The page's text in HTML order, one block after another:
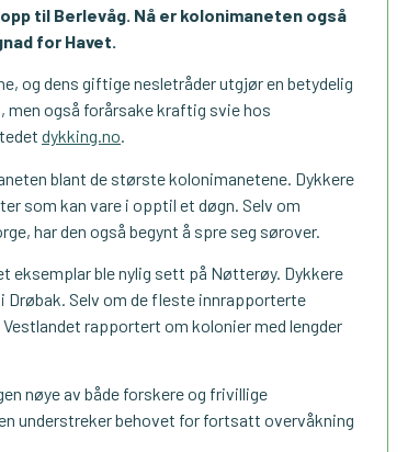
til Berlevåg. Nå er kolonimaneten også
for Havet.
og dens giftige nesletråder utgjør en betydelig
også forårsake kraftig svie hos
dykking.no.
blant de største kolonimanetene. Dykkere
som kan vare i opptil et døgn. Selv om
har den også begynt å spre seg sørover.
eksemplar ble nylig sett på Nøtterøy. Dykkere
Selv om de fleste innrapporterte
rapportert om kolonier med lengder
nøye av både forskere og frivillige
understreker behovet for fortsatt overvåkning